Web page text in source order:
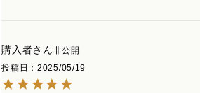
購入者
非公開
投稿日
2025/05/19